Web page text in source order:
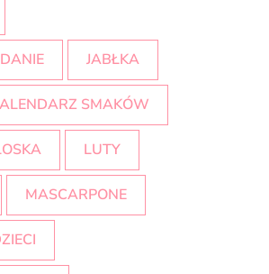
JABŁKA
SMAKÓW
LUTY
MASCARPONE